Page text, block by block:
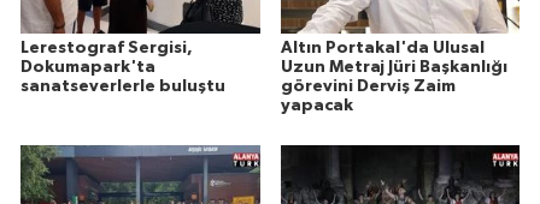
Lerestograf Sergisi,
Dokumapark'ta
sanatseverlerle buluştu
Altın Portakal'da Ulusal
Uzun Metraj Jüri Başkanlığı
görevini Derviş Zaim
yapacak